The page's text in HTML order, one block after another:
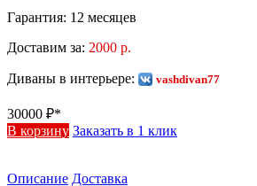
Гарантия: 12 месяцев
Доставим за: 2000 р.
Диваны в интерьере: vashdivan77
30000 ₽*
В корзину Заказать в 1 клик
Описание Доставка